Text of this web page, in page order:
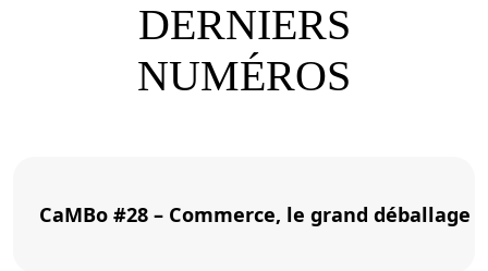
DERNIERS
NUMÉROS
CaMBo #28 – Commerce, le grand déballage